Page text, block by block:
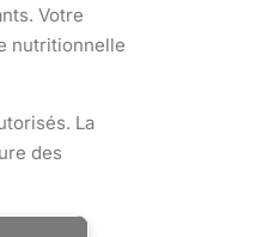
Votre
nutritionnelle
La
des